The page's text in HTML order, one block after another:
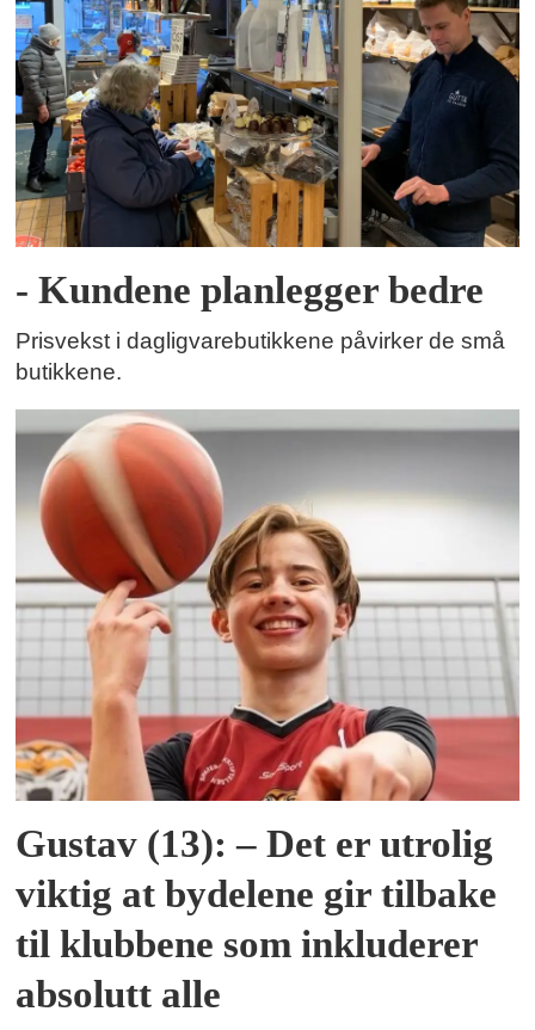
- Kundene planlegger bedre
Prisvekst i dagligvarebutikkene påvirker de små
butikkene.
Gustav (13): – Det er utrolig
viktig at bydelene gir tilbake
til klubbene som inkluderer
absolutt alle